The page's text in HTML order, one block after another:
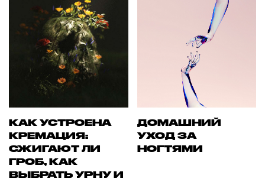
КАК УСТРОЕНА
КРЕМАЦИЯ:
СЖИГАЮТ ЛИ
ГРОБ, КАК
ВЫБРАТЬ УРНУ И
ДОМАШНИЙ
УХОД ЗА
НОГТЯМИ